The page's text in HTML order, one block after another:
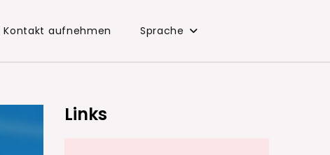
Kontakt aufnehmen Sprache
Links